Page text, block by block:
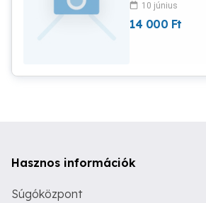
10 június
14 000 Ft
Hasznos információk
Súgóközpont